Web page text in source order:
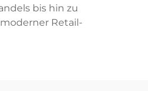
bis hin zu
Retail-